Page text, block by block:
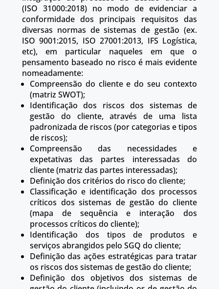
(ISO 31000:2018) no modo de evidenciar a
conformidade dos principais requisitos das
diversas normas de sistemas de gestão (ex.
ISO 9001:2015, ISO 27001:2013, IFS Logística,
etc), em particular naqueles em que o
pensamento baseado no risco é mais evidente
nomeadamente:
Compreensão do cliente e do seu contexto
(matriz SWOT);
Identificação dos riscos dos sistemas de
gestão do cliente, através de uma lista
padronizada de riscos (por categorias e tipos
de riscos);
Compreensão das necessidades e
expetativas das partes interessadas do
cliente (matriz das partes interessadas);
Definição dos critérios do risco do cliente;
Classificação e identificação dos processos
críticos dos sistemas de gestão do cliente
(mapa de sequência e interação dos
processos críticos do cliente);
Identificação dos tipos de produtos e
serviços abrangidos pelo SGQ do cliente;
Definição das ações estratégicas para tratar
os riscos dos sistemas de gestão do cliente;
Definição dos objetivos dos sistemas de